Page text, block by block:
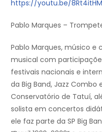
https://youtu.be/
Pablo Marques –
Pablo Marques, músico
musical com
festivais nacionais e
da Big Band, Jazz Combo
Conservatório de Tatuí,
solista em concertos
ele faz parte da SP Big